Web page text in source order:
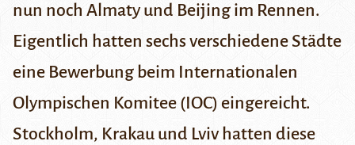
nun noch Almaty und Beijing im Rennen.
Eigentlich hatten sechs verschiedene Städte
eine Bewerbung beim Internationalen
Olympischen Komitee (IOC) eingereicht.
Stockholm, Krakau und Lviv hatten diese